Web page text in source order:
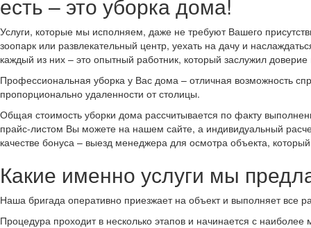
Услуги, которые мы исполняем, даже не требуют Вашего
зоопарк или развлекательный центр, уехать на дачу и
каждый из них – это опытный работник, который заслужил
Профессиональная уборка у Вас дома – отличная возможность
пропорционально удаленности от столицы.
Общая стоимость уборки дома рассчитывается по факту
прайс-листом Вы можете на нашем сайте, а индивидуальный
качестве бонуса – выезд менеджера для осмотра объекта,
Какие именно услуги мы
Наша бригада оперативно приезжает на объект и выполняет все
Процедура проходит в несколько этапов и начинается с